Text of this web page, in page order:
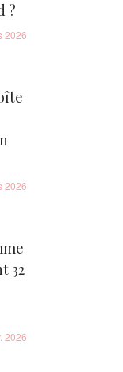
?
2026
2026
32
2026